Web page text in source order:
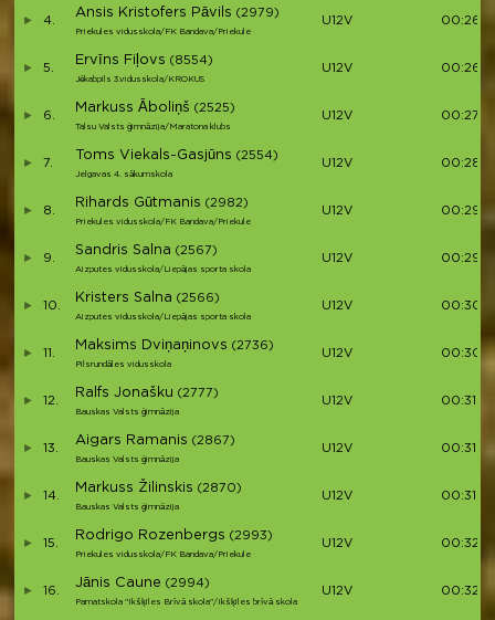
4.
Ansis Kristofers Pāvils (2979)
Priekules vidusskola/FK Bandava/Priekule
U12V
5.
Ervīns Fiļovs (8554)
Jēkabpils 3.vidusskola/KROKUS
U12V
6.
Markuss Āboliņš (2525)
Talsu Valsts ģimnāzija/Maratona klubs
U12V
7.
Toms Viekals-Gasjūns (2554)
Jelgavas 4. sākumskola
U12V
8.
Rihards Gūtmanis (2982)
Priekules vidusskola/FK Bandava/Priekule
U12V
9.
Sandris Salna (2567)
Aizputes vidusskola/Liepājas sporta skola
U12V
10.
Kristers Salna (2566)
Aizputes vidusskola/Liepājas sporta skola
U12V
11.
Maksims Dviņaņinovs (2736)
Pilsrundāles vidusskola
U12V
12.
Ralfs Jonašku (2777)
Bauskas Valsts ģimnāzija
U12V 00:31:29
13.
Aigars Ramanis (2867)
Bauskas Valsts ģimnāzija
U12V 00:31:53
14.
Markuss Žilinskis (2870)
Bauskas Valsts ģimnāzija
U12V 00:31:54
15.
Rodrigo Rozenbergs (2993)
Priekules vidusskola/FK Bandava/Priekule
U12V
16.
Jānis Caune (2994)
Pamatskola "Ikšķiles Brīvā skola"/Ikšķiles brīvā skola
U12V